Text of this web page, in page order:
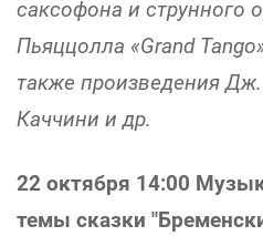
саксофона и струнного
Пьяццолла «Grand
также произведения
Каччини и др.
22 октября 14:00
темы сказки